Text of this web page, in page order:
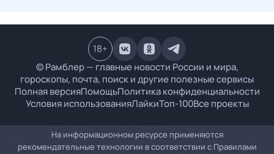
© Рамблер — главные новости России и мира,
гороскопы, почта, поиск и другие полезные сервисы
Полная версияПомощьПолитика конфиденциальности
Условия использованияЛайкиТоп-100Все проекты
18+
На информационном ресурсе применяются
рекомендательные технологии в соответствии с Правилами